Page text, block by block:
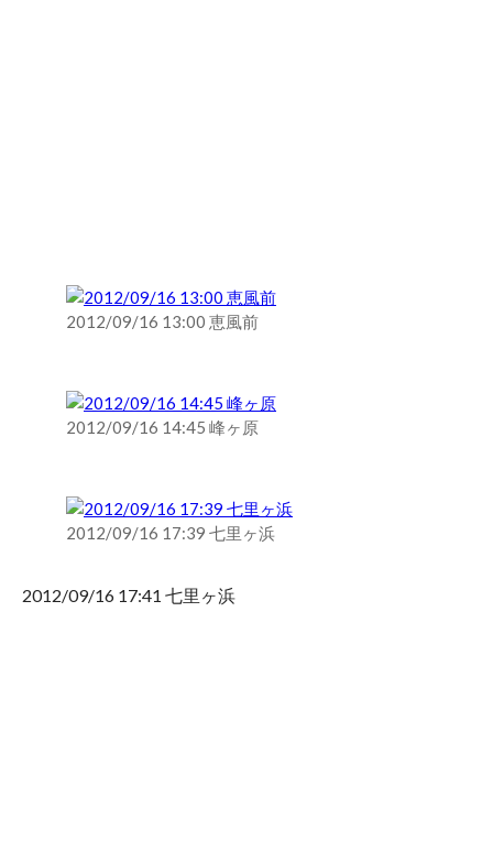
2012/09/16 13:00 恵風前
2012/09/16 14:45 峰ヶ原
2012/09/16 17:39 七里ヶ浜
2012/09/16 17:41 七里ヶ浜